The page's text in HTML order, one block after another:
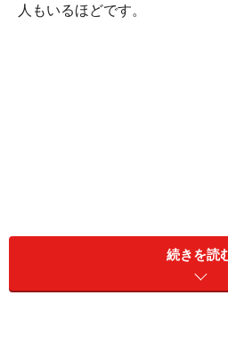
人もいるほどです。
続きを読